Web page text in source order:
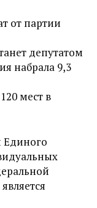
от партии
депутатом
набрала 9,3
мест в
Единого